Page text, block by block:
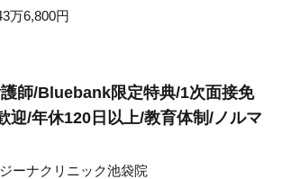
万6,800円
師/Bluebank限定特典/1次面接免
迎/年休120日以上/教育体制/ノルマ
ーナクリニック池袋院